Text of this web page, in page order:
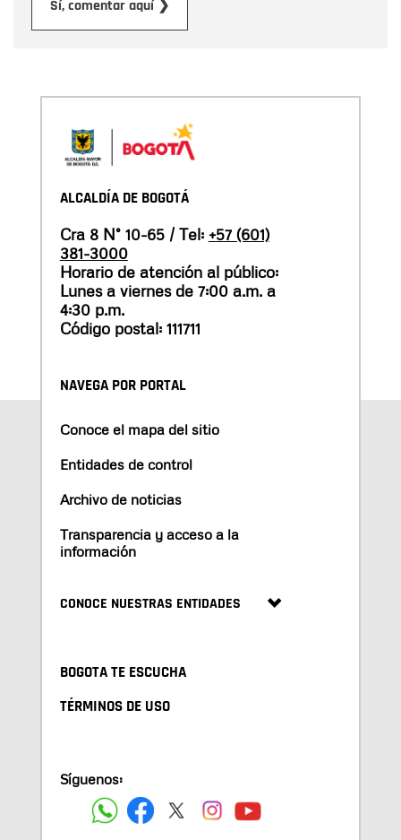
Sí, comentar aquí ❯
ALCALDÍA DE BOGOTÁ
Cra 8 N° 10-65 / Tel: +57 (601)
381-3000
Horario de atención al público:
Lunes a viernes de 7:00 a.m. a
4:30 p.m.
Código postal: 111711
NAVEGA POR PORTAL
Conoce el mapa del sitio
Entidades de control
Archivo de noticias
Transparencia y acceso a la
información
CONOCE NUESTRAS ENTIDADES
BOGOTA TE ESCUCHA
TÉRMINOS DE USO
Síguenos: